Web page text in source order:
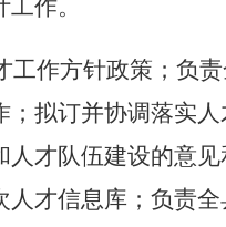
作。
工作方针政策；负
拟订并协调落实
才队伍建设的意
才信息库；负责